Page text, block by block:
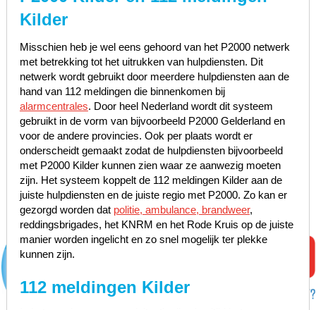
Kilder
Misschien heb je wel eens gehoord van het P2000 netwerk
met betrekking tot het uitrukken van hulpdiensten. Dit
netwerk wordt gebruikt door meerdere hulpdiensten aan de
hand van 112 meldingen die binnenkomen bij
alarmcentrales. Door heel Nederland wordt dit systeem
gebruikt in de vorm van bijvoorbeeld P2000 Gelderland en
voor de andere provincies. Ook per plaats wordt er
onderscheidt gemaakt zodat de hulpdiensten bijvoorbeeld
met P2000 Kilder kunnen zien waar ze aanwezig moeten
zijn. Het systeem koppelt de 112 meldingen Kilder aan de
juiste hulpdiensten en de juiste regio met P2000. Zo kan er
gezorgd worden dat politie, ambulance, brandweer,
reddingsbrigades, het KNRM en het Rode Kruis op de juiste
manier worden ingelicht en zo snel mogelijk ter plekke
kunnen zijn.
112 meldingen Kilder